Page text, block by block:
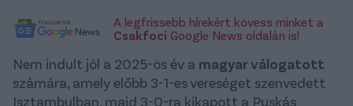
A legfrissebb hírekért kövess minket a
Csakfoci Google News oldalán is!
Nem indult jól a 2025-ös év a magyar válogatott
számára, amely előbb 3-1-es vereséget szenvedett
Isztambulban, majd 3-0-ra kikapott a Puskás